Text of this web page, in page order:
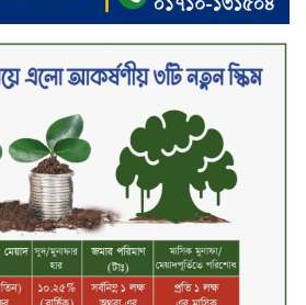
দীর্ঘস্থায়ী ৭,৫০০ এমএএইচ ব্যাটারি
এবং শক্তিশালী গরিলা গ্লাস ৭আই সুরক্ষা
নিয়ে শাওমি উন্মোচন করল নতুন রেডমি
২০২৫-২৬ অর্থবছরে এনবিআরের রাজস্ব
আদায় ৪.১৫ লাখ কোটি টাকা
সপ্তাহের তৃতীয় কার্যদিবসে লেনদেনের
শীর্ষে একমি পেস্টিসাইড